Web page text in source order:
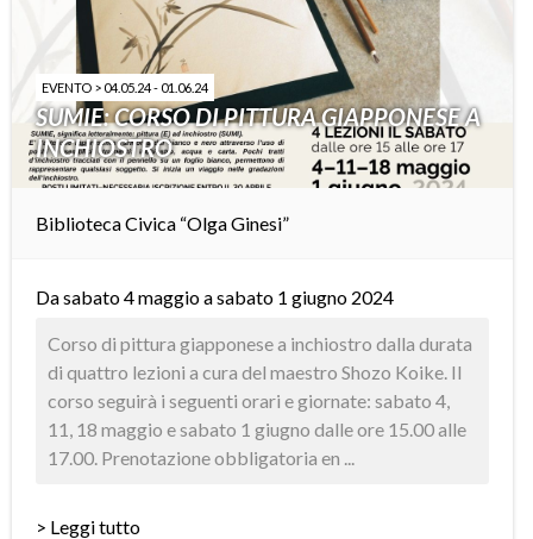
EVENTO > 04.05.24 - 01.06.24
SUMIE: CORSO DI PITTURA GIAPPONESE A
INCHIOSTRO
Biblioteca Civica “Olga Ginesi”
Da sabato 4 maggio a sabato 1 giugno 2024
Corso di pittura giapponese a inchiostro dalla durata
di quattro lezioni a cura del maestro Shozo Koike. Il
corso seguirà i seguenti orari e giornate: sabato 4,
11, 18 maggio e sabato 1 giugno dalle ore 15.00 alle
17.00. Prenotazione obbligatoria en ...
> Leggi tutto